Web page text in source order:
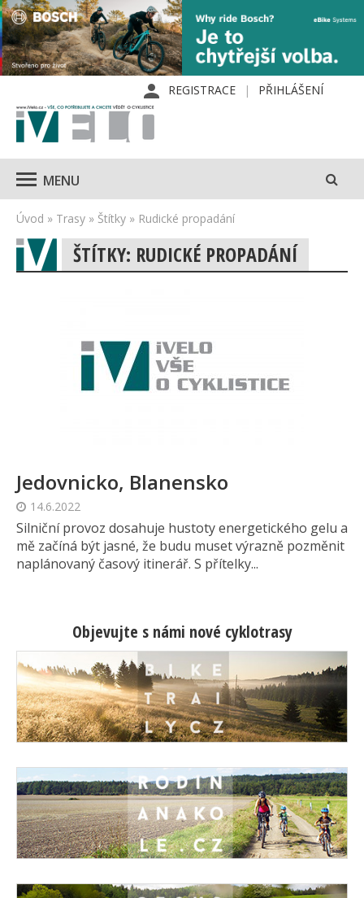
REGISTRACE PŘIHLÁŠENÍ
MENU
Úvod » Trasy » Štítky » Rudické propadání
ŠTÍTKY: RUDICKÉ PROPADÁNÍ
Jedovnicko, Blanensko
14.6.2022
Silniční provoz dosahuje hustoty energetického gelu a
mě začíná být jasné, že budu muset výrazně pozměnit
naplánovaný časový itinerář. S přítelky...
Objevujte s námi nové cyklotrasy